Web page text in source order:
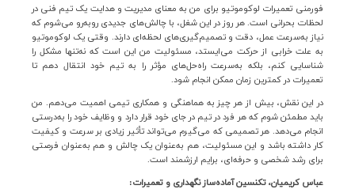
فورمنی تعمیرات لوکوموتیو برای من به معنای مدیریت و هدایت یک تیم فنی در
لحظات بحرانی است. هر روز در این شغل، با چالش‌های جدیدی روبه‌رو می‌شوم که
نیاز به‌سرعت عمل، دقت و تصمیم‌گیری‌های لحظه‌ای دارند. وقتی یک لوکوموتیو
به علت خرابی از حرکت می‌ایستد، مسئولیت من این است که نه‌تنها مشکل را
شناسایی کنم، بلکه به‌سرعت راه‌حل‌های مؤثر را به تیم خود انتقال دهم تا
تعمیرات در کمترین زمان ممکن انجام شود.
در این نقش، بیش از هر چیز به هماهنگی و همکاری تیمی اهمیت می‌دهم. من
باید مطمئن شوم که هر فرد در تیم در جای خود قرار دارد و وظایف خود را به‌درستی
انجام می‌دهد. هر تصمیمی که می‌گیرم می‌تواند تأثیر زیادی بر سرعت و کیفیت
کار داشته باشد و این مسئولیت، هم به‌عنوان یک چالش و هم به‌عنوان فرصتی
برای رشد شخصی و حرفه‌ای، برایم ارزشمند است.
عباس کریمیان، تکنسین آماده‌ساز نگهداری و تعمیرات: